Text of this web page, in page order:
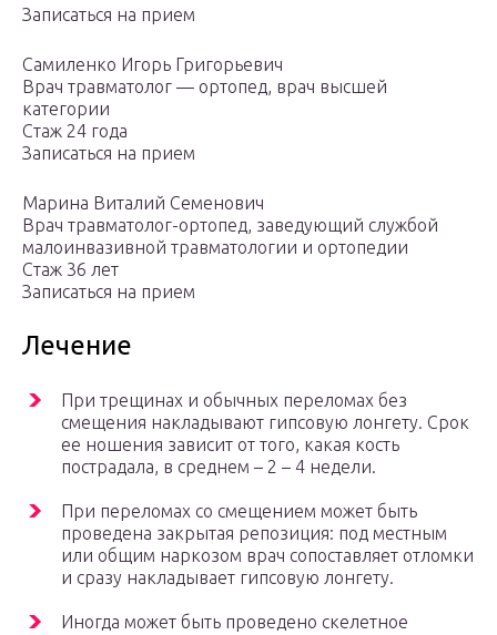
Записаться на прием
Самиленко Игорь Григорьевич
Врач травматолог — ортопед, врач высшей
категории
Стаж 24 года
Записаться на прием
Марина Виталий Семенович
Врач травматолог-ортопед, заведующий службой
малоинвазивной травматологии и ортопедии
Стаж 36 лет
Записаться на прием
Лечение
При трещинах и обычных переломах без
смещения накладывают гипсовую лонгету. Срок
ее ношения зависит от того, какая кость
пострадала, в среднем – 2 – 4 недели.
При переломах со смещением может быть
проведена закрытая репозиция: под местным
или общим наркозом врач сопоставляет отломки
и сразу накладывает гипсовую лонгету.
Иногда может быть проведено скелетное